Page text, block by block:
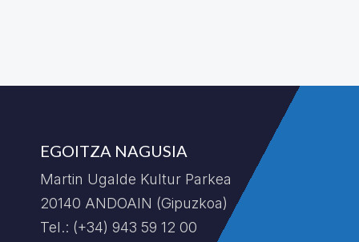
EGOITZA NAGUSIA
Martin Ugalde Kultur Parkea
20140 ANDOAIN (Gipuzkoa)
Tel.: (+34) 943 59 12 00